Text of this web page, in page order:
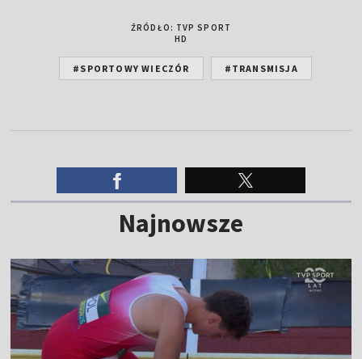
ŹRÓDŁO: TVP SPORT
HD
#SPORTOWY WIECZÓR #TRANSMISJA
Najnowsze